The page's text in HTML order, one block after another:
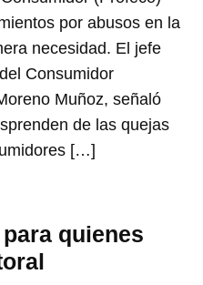
por abusos en la
necesidad. El jefe
Consumidor
Muñoz, señaló
de las quejas
[…]
quienes